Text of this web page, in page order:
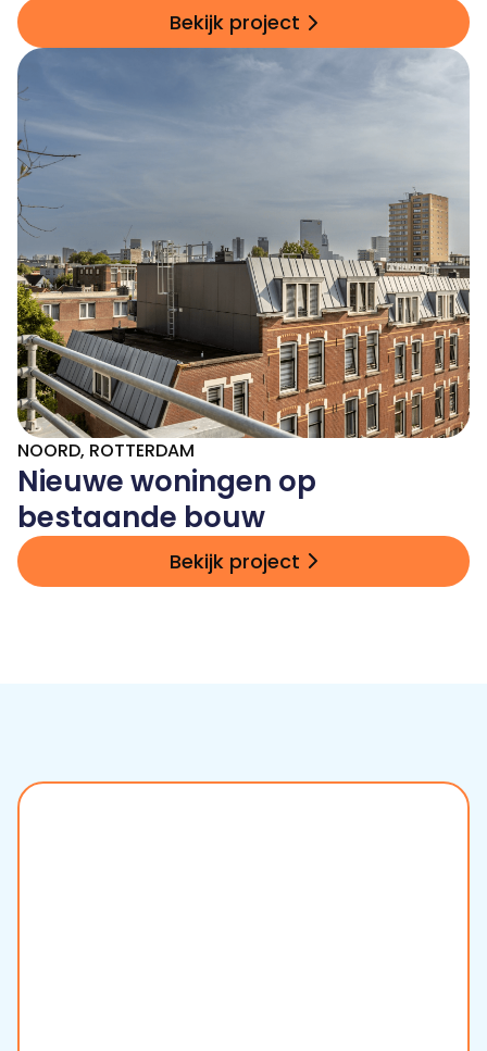
Bekijk project
NOORD, ROTTERDAM
Nieuwe woningen op
bestaande bouw
Bekijk project